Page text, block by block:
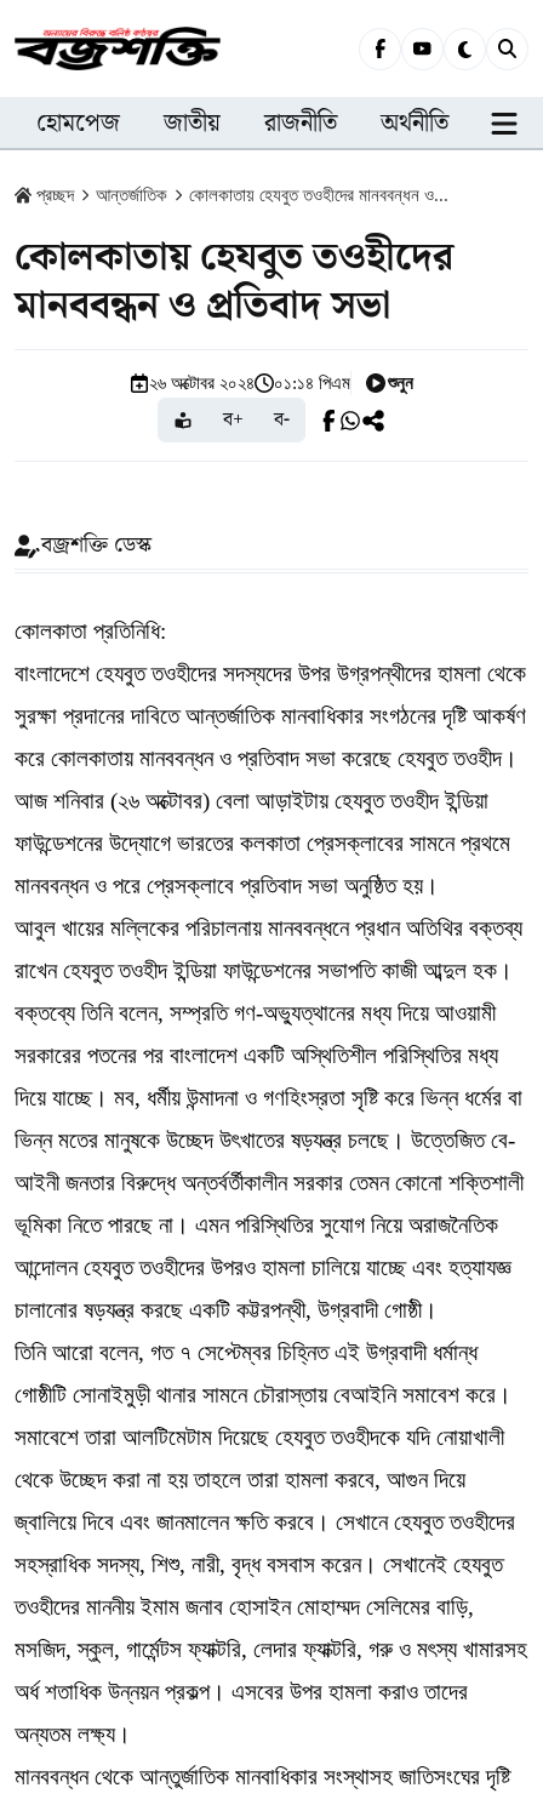
হোমপেজ জাতীয় রাজনীতি অর্থনীতি
প্রচ্ছদ আন্তর্জাতিক কোলকাতায় হেযবুত তওহীদের মানববন্ধন ও...
কোলকাতায় হেযবুত তওহীদের
মানববন্ধন ও প্রতিবাদ সভা
২৬ অক্টোবর ২০২৪ ০১:১৪ পিএম শুনুন
ব+ ব-
বজ্রশক্তি ডেস্ক
কোলকাতা প্রতিনিধি:
বাংলাদেশে হেযবুত তওহীদের সদস্যদের উপর উগ্রপন্থীদের হামলা থেকে
সুরক্ষা প্রদানের দাবিতে আন্তর্জাতিক মানবাধিকার সংগঠনের দৃষ্টি আকর্ষণ
করে কোলকাতায় মানববন্ধন ও প্রতিবাদ সভা করেছে হেযবুত তওহীদ।
আজ শনিবার (২৬ অক্টোবর) বেলা আড়াইটায় হেযবুত তওহীদ ইন্ডিয়া
ফাউন্ডেশনের উদ্যোগে ভারতের কলকাতা প্রেসক্লাবের সামনে প্রথমে
মানববন্ধন ও পরে প্রেসক্লাবে প্রতিবাদ সভা অনুষ্ঠিত হয়।
আবুল খায়ের মল্লিকের পরিচালনায় মানববন্ধনে প্রধান অতিথির বক্তব্য
রাখেন হেযবুত তওহীদ ইন্ডিয়া ফাউন্ডেশনের সভাপতি কাজী আব্দুল হক।
বক্তব্যে তিনি বলেন, সম্প্রতি গণ-অভ্যুত্থানের মধ্য দিয়ে আওয়ামী
সরকারের পতনের পর বাংলাদেশ একটি অস্থিতিশীল পরিস্থিতির মধ্য
দিয়ে যাচ্ছে। মব, ধর্মীয় উন্মাদনা ও গণহিংস্রতা সৃষ্টি করে ভিন্ন ধর্মের বা
ভিন্ন মতের মানুষকে উচ্ছেদ উৎখাতের ষড়যন্ত্র চলছে। উত্তেজিত বে-
আইনী জনতার বিরুদ্ধে অন্তর্বর্তীকালীন সরকার তেমন কোনো শক্তিশালী
ভূমিকা নিতে পারছে না। এমন পরিস্থিতির সুযোগ নিয়ে অরাজনৈতিক
আন্দোলন হেযবুত তওহীদের উপরও হামলা চালিয়ে যাচ্ছে এবং হত্যাযজ্ঞ
চালানোর ষড়যন্ত্র করছে একটি কট্টরপন্থী, উগ্রবাদী গোষ্ঠী।
তিনি আরো বলেন, গত ৭ সেপ্টেম্বর চিহ্নিত এই উগ্রবাদী ধর্মান্ধ
গোষ্ঠীটি সোনাইমুড়ী থানার সামনে চৌরাস্তায় বেআইনি সমাবেশ করে।
সমাবেশে তারা আলটিমেটাম দিয়েছে হেযবুত তওহীদকে যদি নোয়াখালী
থেকে উচ্ছেদ করা না হয় তাহলে তারা হামলা করবে, আগুন দিয়ে
জ্বালিয়ে দিবে এবং জানমালেন ক্ষতি করবে। সেখানে হেযবুত তওহীদের
সহস্রাধিক সদস্য, শিশু, নারী, বৃদ্ধ বসবাস করেন। সেখানেই হেযবুত
তওহীদের মাননীয় ইমাম জনাব হোসাইন মোহাম্মদ সেলিমের বাড়ি,
মসজিদ, স্কুল, গার্মেন্টস ফ্যাক্টরি, লেদার ফ্যাক্টরি, গরু ও মৎস্য খামারসহ
অর্ধ শতাধিক উন্নয়ন প্রকল্প। এসবের উপর হামলা করাও তাদের
অন্যতম লক্ষ্য।
মানববন্ধন থেকে আন্তুর্জাতিক মানবাধিকার সংস্থাসহ জাতিসংঘের দৃষ্টি